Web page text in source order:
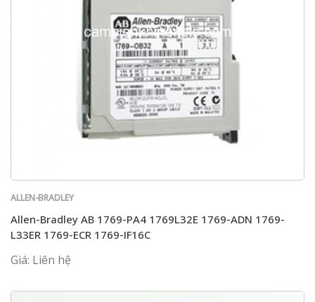
ALLEN-BRADLEY
Allen-Bradley AB 1769-PA4 1769L32E 1769-ADN 1769-
L33ER 1769-ECR 1769-IF16C
Giá: Liên hệ